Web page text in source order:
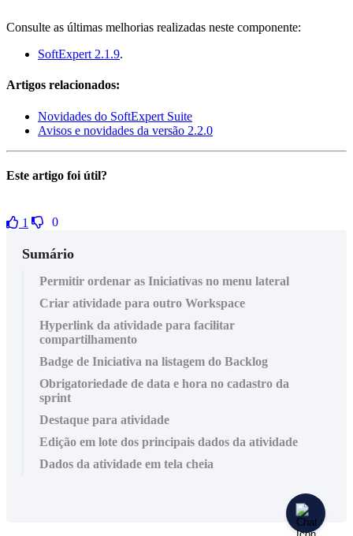
Consulte as últimas melhorias realizadas neste componente:
SoftExpert 2.1.9.
Artigos relacionados:
Novidades do SoftExpert Suite
Avisos e novidades da versão 2.2.0
Este artigo foi útil?
1 0
Sumário
Permitir ordenar as Iniciativas no menu lateral
Criar atividade para outro Workspace
Hyperlink da atividade para facilitar
compartilhamento
Badge de Iniciativa na listagem do Backlog
Obrigatoriedade de data e hora no cadastro da
sprint
Destaque para atividade
Edição em lote dos principais dados da atividade
Dados da atividade em tela cheia